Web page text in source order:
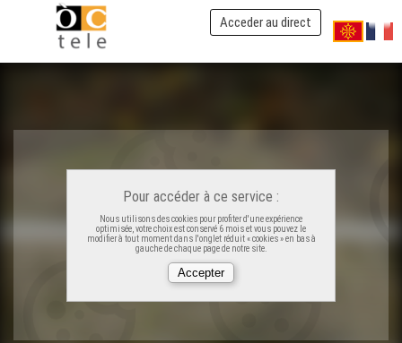
Acceder au direct
Pour accéder à ce service :
Nous utilisons des cookies pour profiter d'une expérience
optimisée, votre choix est conservé 6 mois et vous pouvez le
modifier à tout moment dans l'onglet réduit « cookies » en bas à
gauche de chaque page de notre site.
ÒC Kay - Agen
ÒC Kay - Sentaralha